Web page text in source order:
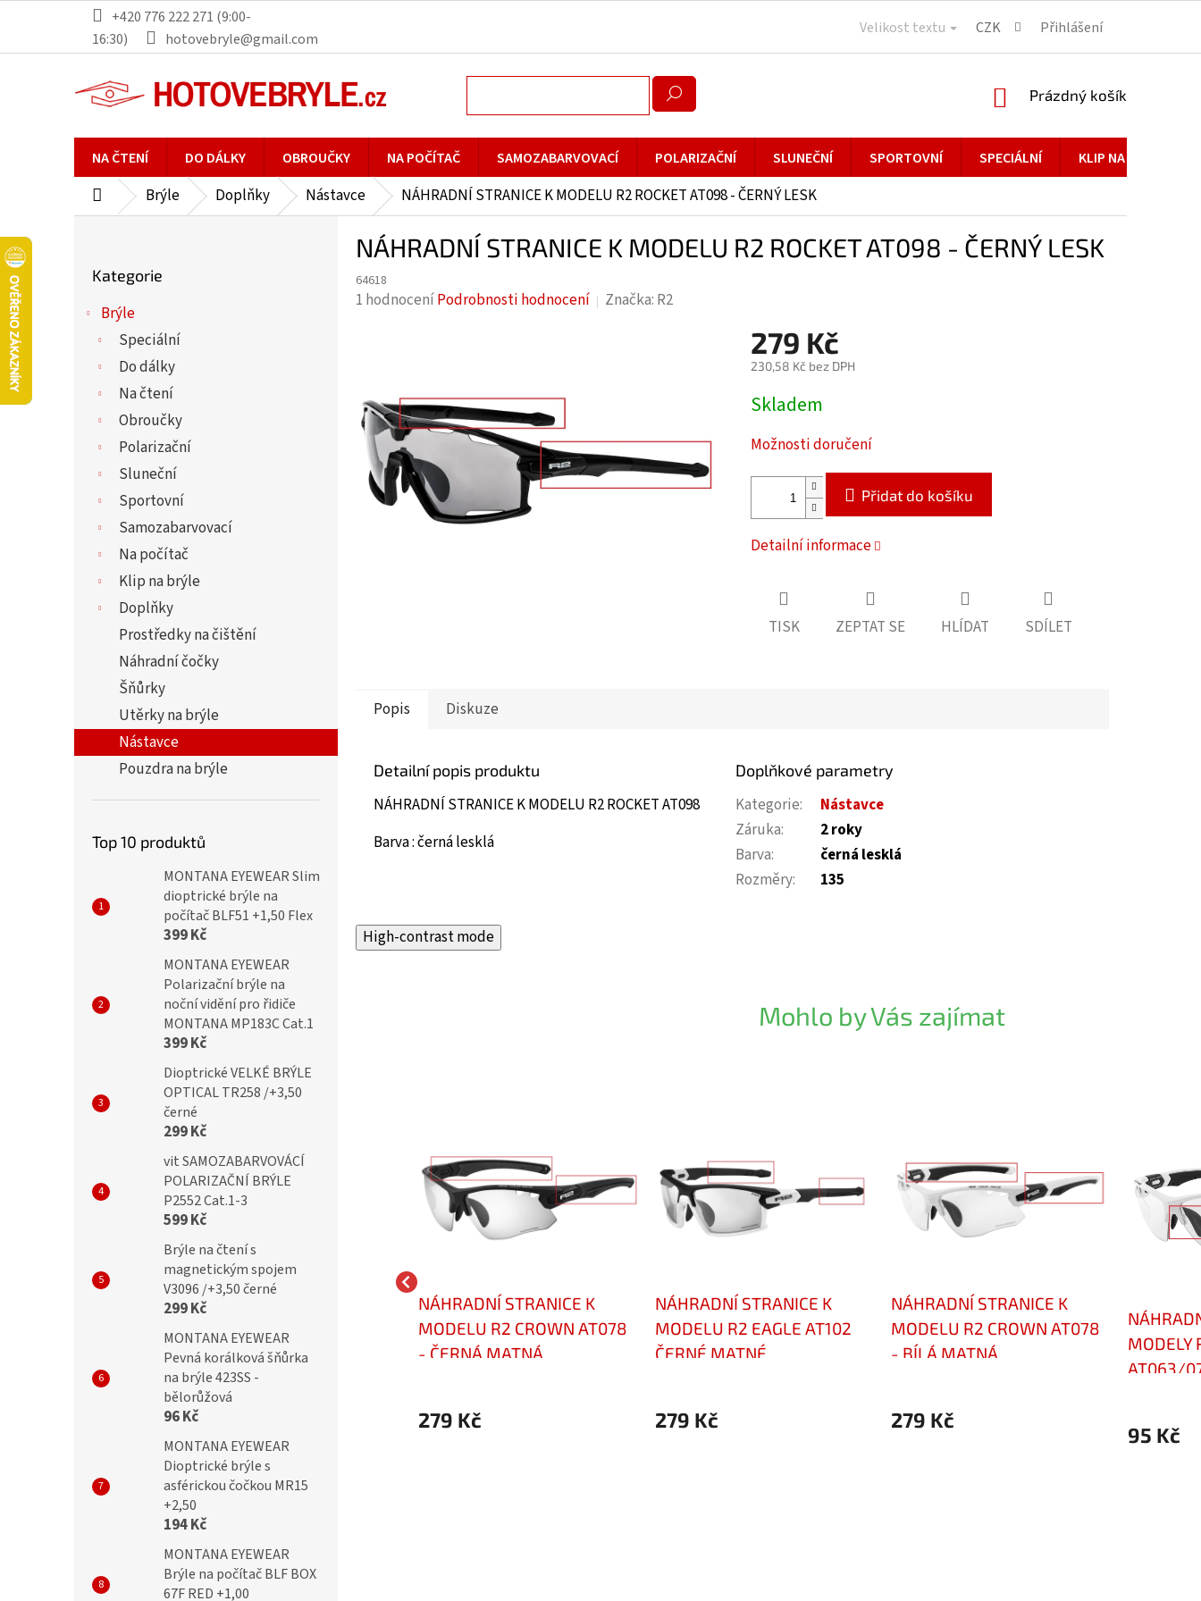
obsah
+420 776 222 271 (9:00-
16:30)
hotovebryle@gmail.com
Velikost textu CZK Přihlášení
NÁKUPNÍ
Prázdný košík
NA ČTENÍ DO DÁLKY OBROUČKY NA POČÍTAČ SAMOZABARVOVACÍ POLARIZAČNÍ SLUNEČNÍ SPORTOVNÍ SPECIÁLNÍ KLIP NA BRÝLE
DomůBrýle Doplňky Nástavce NÁHRADNÍ STRANICE K MODELU R2 ROCKET AT098 - ČERNÝ LESK
kategorie
Kategorie
Brýle
Speciální
Do dálky
Na čtení
Obroučky
Polarizační
Sluneční
Sportovní
Samozabarvovací
Na počítač
Klip na brýle
Doplňky
Prostředky na čištění
Náhradní čočky
Šňůrky
Utěrky na brýle
Nástavce
Pouzdra na brýle
Top 10 produktů
MONTANA EYEWEAR Slim
dioptrické brýle na
počítač BLF51 +1,50 Flex
399 Kč
MONTANA EYEWEAR
Polarizační brýle na
noční vidění pro řidiče
MONTANA MP183C Cat.1
399 Kč
Dioptrické VELKÉ BRÝLE
OPTICAL TR258 /+3,50
černé
299 Kč
vit SAMOZABARVOVÁCÍ
POLARIZAČNÍ BRÝLE
P2552 Cat.1-3
599 Kč
Brýle na čtení s
magnetickým spojem
V3096 /+3,50 černé
299 Kč
MONTANA EYEWEAR
Pevná korálková šňůrka
na brýle 423SS -
bělorůžová
96 Kč
MONTANA EYEWEAR
Dioptrické brýle s
asférickou čočkou MR15
+2,50
194 Kč
MONTANA EYEWEAR
Brýle na počítač BLF BOX
67F RED +1,00
NÁHRADNÍ STRANICE K MODELU R2 ROCKET AT098 - ČERNÝ LESK
64618
Průměrné
5
hvězdiček.
1 hodnoceníPodrobnosti hodnocení Značka: R2
279 Kč
230,58 Kč bez DPH
Měrná
cena:
Skladem
Možnosti doručení
Přidat do košíku
Detailní informace
TISK ZEPTAT SE HLÍDAT SDÍLET
Popis Diskuze
Detailní popis produktu
NÁHRADNÍ STRANICE K MODELU R2 ROCKET AT098
Barva : černá lesklá
Doplňkové parametry
Kategorie:
Nástavce
Záruka:
2 roky
Barva:
černá lesklá
Rozměry: 135
High-contrast mode
Mohlo by Vás zajímat
Protiskluzové silikonové
chrániče-nástavec na
nosník 2ks černé 18mm
69 Kč
NÁHRADNÍ STRANICE K
MODELU R2 CROWN AT078
- ČERNÁ MATNÁ
279 Kč
NÁHRADNÍ STRANICE K
MODELU R2 EAGLE AT102
ČERNÉ MATNÉ
279 Kč
NÁHRADNÍ STRANICE K
MODELU R2 CROWN AT078
- BÍLÁ MATNÁ
279 Kč
MODELY
AT063/
95 Kč